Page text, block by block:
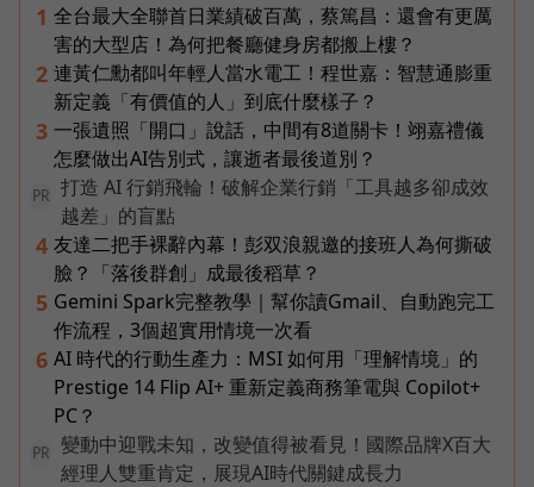
1 全台最大全聯首日業績破百萬，蔡篤昌：還會有更厲
害的大型店！為何把餐廳健身房都搬上樓？
2 連黃仁勳都叫年輕人當水電工！程世嘉：智慧通膨重
新定義「有價值的人」到底什麼樣子？
3 一張遺照「開口」說話，中間有8道關卡！翊嘉禮儀
怎麼做出AI告別式，讓逝者最後道別？
PR
打造 AI 行銷飛輪！破解企業行銷「工具越多卻成效
越差」的盲點
4 友達二把手裸辭內幕！彭双浪親邀的接班人為何撕破
臉？「落後群創」成最後稻草？
5 Gemini Spark完整教學｜幫你讀Gmail、自動跑完工
作流程，3個超實用情境一次看
6 AI 時代的行動生產力：MSI 如何用「理解情境」的
Prestige 14 Flip AI+ 重新定義商務筆電與 Copilot+
PC？
PR
變動中迎戰未知，改變值得被看見！國際品牌X百大
經理人雙重肯定，展現AI時代關鍵成長力